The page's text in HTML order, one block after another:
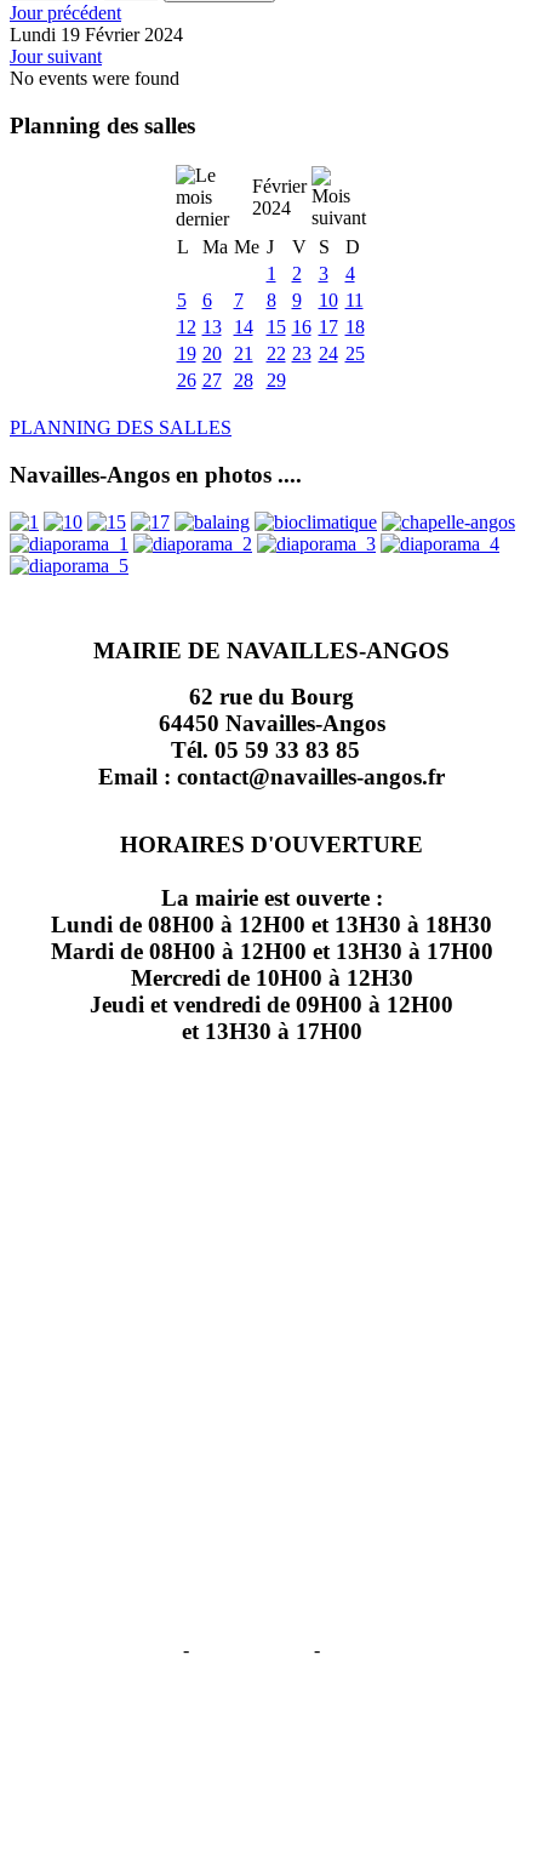
Jour précédent
Lundi 19 Février 2024
Jour suivant
No events were found
Planning des salles
Février
2024
L
Ma Me J V S
D
1
2 3
4
5
6 7 8 9 10 11
12 13 14 15 16 17 18
19 20 21 22 23 24 25
26 27 28 29
PLANNING DES SALLES
Navailles-Angos en photos ....
MAIRIE DE NAVAILLES-ANGOS
62 rue du Bourg
64450 Navailles-Angos
Tél. 05 59 33 83 85
Email : contact@navailles-angos.fr
HORAIRES D'OUVERTURE
La mairie est ouverte :
Lundi de 08H00 à 12H00 et 13H30 à 18H30
Mardi de 08H00 à 12H00 et 13H30 à 17H00
Mercredi de 10H00 à 12H30
Jeudi et vendredi de 09H00 à 12H00
et 13H30 à 17H00
- -